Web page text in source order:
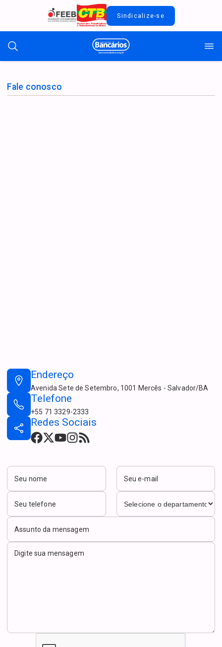
Sindicalize-se
Fale conosco
Endereço
Avenida Sete de Setembro, 1001 Mercês - Salvador/BA
Telefone
+55 71 3329-2333
Redes Sociais